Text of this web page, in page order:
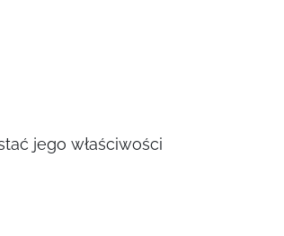
jego właściwości